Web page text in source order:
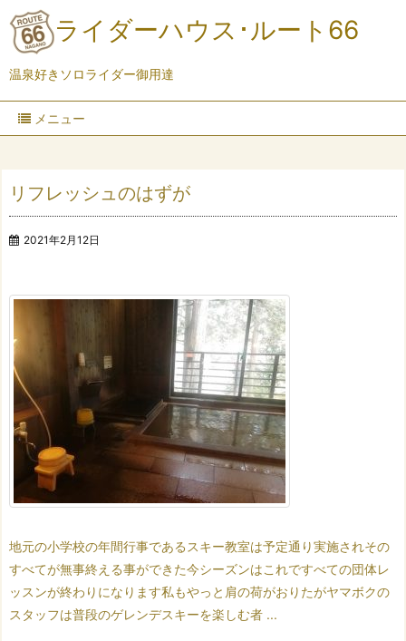
ライダーハウス･ルート66
温泉好きソロライダー御用達
メニュー
リフレッシュのはずが
2021年2月12日
地元の小学校の年間行事である スキー教室は予定通り実施されその
すべてが無事終える事ができた今シーズンはこれですべての団体レ
ッスンが終わりになります私もやっと肩の荷がおりたがヤマボクの
スタッフは普段のゲレンデスキーを楽しむ者 ...